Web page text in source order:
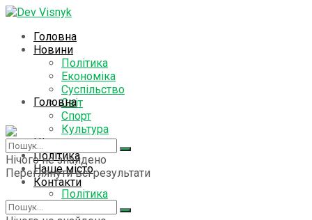
Головна
Новини
Політика
Економіка
Суспільство
Світ
Спорт
Культура
Цікаво знати
Політика
Наше місто
Контакти
Головна
Новини
Політика
Нічого не знайдено
Переглянути всі результати